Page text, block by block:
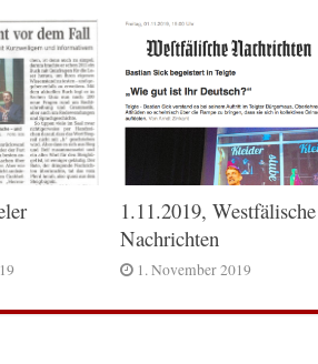
1.11.2019, Westfälische
Nachrichten
1. November 2019